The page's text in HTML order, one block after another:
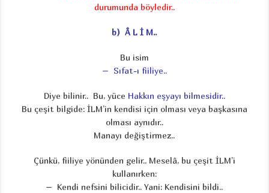
durumunda böyledir..
b) Â L İ M..
Bu isim
– Sıfat-ı fiiliye..
Diye bilinir.. Bu, yüce Hakkın eşyayı bilmesidir..
Bu çeşit bilgide: İLM’in kendisi için olması veya başkasına
olması aynıdır..
Manayı değiştirmez..
Çünkü, fiiliye yönünden gelir.. Meselâ, bu çeşit İLM’i
kullanırken:
– Kendi nefsini bilicidir.. Yani: Kendisini bildi..